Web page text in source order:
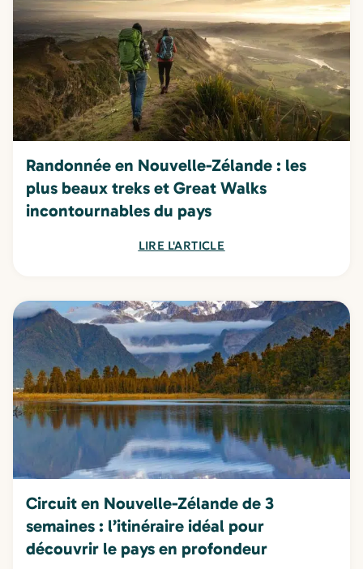
Randonnée en Nouvelle-Zélande : les
plus beaux treks et Great Walks
incontournables du pays
LIRE L'ARTICLE
Circuit en Nouvelle-Zélande de 3
semaines : l’itinéraire idéal pour
découvrir le pays en profondeur